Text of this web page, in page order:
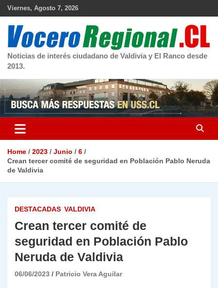
Skip
Viernes, Agosto 7, 2026
Noticias de interés ciudadano de Valdivia y El Ranco desde
2013.
Home 2023 Junio
6
Crean tercer comité de seguridad en Población Pablo Neruda
de Valdivia
DESTACADAS VALDIVIA
Crean tercer comité de
seguridad en Población Pablo
Neruda de Valdivia
06/06/2023 Patricio Vera Aguilar